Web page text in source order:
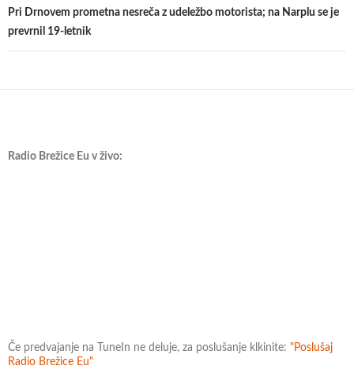
​Pri Drnovem prometna nesreča z udeležbo motorista; na Narplu se je
prevrnil 19-letnik
Radio Brežice Eu v živo:
Če predvajanje na TuneIn ne deluje, za poslušanje klkinite: "Poslušaj
Radio Brežice Eu"